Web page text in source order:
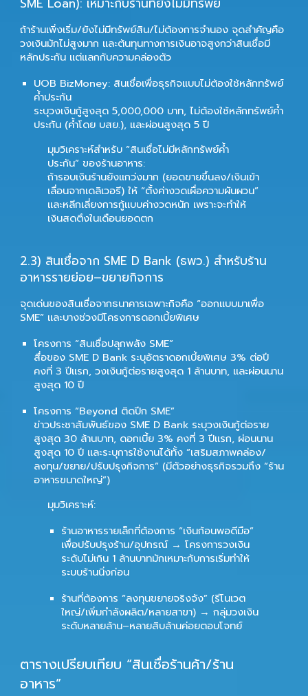
ถ้าร้านเพิ่งเริ่ม/ยังไม่มีทรัพย์สิน/ไม่ต้องการจำนอง จุดสำคัญคือ
วงเงินมักไม่สูงมาก และต้นทุนทางการเงินอาจสูงกว่าสินเชื่อมี
หลักประกัน แต่แลกกับความคล่องตัว
UOB BizMoney: สินเชื่อเพื่อธุรกิจแบบไม่ต้องใช้หลักทรัพย์
ค้ำประกัน
ระบุวงเงินกู้สูงสุด5,000,000 บาท,ไม่ต้องใช้หลักทรัพย์ค้ำ
ประกัน (ค้ำโดย บสย.), และผ่อนสูงสุด5 ปี
มุมวิเคราะห์สำหรับ “สินเชื่อไม่มีหลักทรัพย์ค้ำ
ประกัน” ของร้านอาหาร:
ถ้ารอบเงินร้านยังแกว่งมาก (ยอดขายขึ้นลง/เงินเข้า
เลื่อนจากเดลิเวอรี) ให้ “ตั้งค่างวดเผื่อความผันผวน”
และหลีกเลี่ยงการกู้แบบค่างวดหนัก เพราะจะทำให้
เงินสดตึงในเดือนยอดตก
2.3) สินเชื่อจาก SME D Bank (ธพว.) สำหรับร้าน
อาหารรายย่อย–ขยายกิจการ
จุดเด่นของสินเชื่อจากธนาคารเฉพาะกิจคือ “ออกแบบมาเพื่อ
SME” และบางช่วงมีโครงการดอกเบี้ยพิเศษ
โครงการ “สินเชื่อปลุกพลัง SME”
สื่อของ SME D Bank ระบุอัตราดอกเบี้ยพิเศษ3% ต่อปี
คงที่ 3 ปีแรก, วงเงินกู้ต่อรายสูงสุด 1 ล้านบาท, และผ่อนนาน
สูงสุด 10 ปี
โครงการ “Beyond ติดปีก SME”
ข่าวประชาสัมพันธ์ของ SME D Bank ระบุวงเงินกู้ต่อราย
สูงสุด30 ล้านบาท, ดอกเบี้ย3% คงที่ 3 ปีแรก, ผ่อนนาน
สูงสุด 10 ปี และระบุการใช้งานได้ทั้ง “เสริมสภาพคล่อง/
ลงทุน/ขยาย/ปรับปรุงกิจการ” (มีตัวอย่างธุรกิจรวมถึง “ร้าน
อาหารขนาดใหญ่”)
มุมวิเคราะห์:
ร้านอาหารรายเล็กที่ต้องการ “เงินก้อนพอดีมือ”
เพื่อปรับปรุงร้าน/อุปกรณ์ → โครงการวงเงิน
ระดับไม่เกิน 1 ล้านบาทมักเหมาะกับการเริ่มทำให้
ระบบร้านนิ่งก่อน
ร้านที่ต้องการ “ลงทุนขยายจริงจัง” (รีโนเวต
ใหญ่/เพิ่มกำลังผลิต/หลายสาขา) → กลุ่มวงเงิน
ระดับหลายล้าน–หลายสิบล้านค่อยตอบโจทย์
ตารางเปรียบเทียบ “สินเชื่อร้านค้า/ร้าน
อาหาร”